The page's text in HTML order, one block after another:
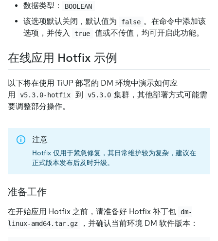
数据类型：
BOOLEAN
该选项默认关闭，默认值为 false 。在命令中添加该
选项，并传入
true 值或不传值，均可开启此功能。
在线应用 Hotfix 示例
以下将在使用 TiUP 部署的 DM 环境中演示如何应
用
v5.3.0-hotfix 到 v5.3.0 集群，其他部署方式可能需
要调整部分操作。
注意
Hotfix 仅用于紧急修复，其日常维护较为复杂，建议在
正式版本发布后及时升级。
准备工作
在开始应用 Hotfix 之前，请准备好 Hotfix 补丁包
dm-
linux-amd64.tar.gz
，并确认当前环境 DM 软件版本：